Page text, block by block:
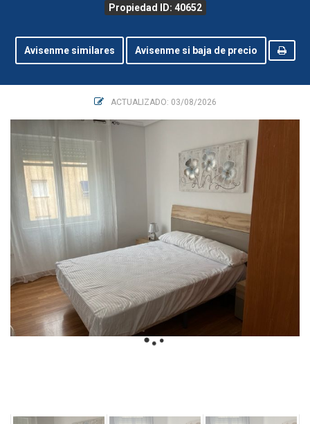
Propiedad ID: 40652
Avisenme similares Avisenme si baja de precio
ACTUALIZADO: 03/08/2026